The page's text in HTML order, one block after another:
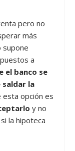
pero no
más
supone
a
el banco se
saldar la
esta opción es
y no
la hipoteca